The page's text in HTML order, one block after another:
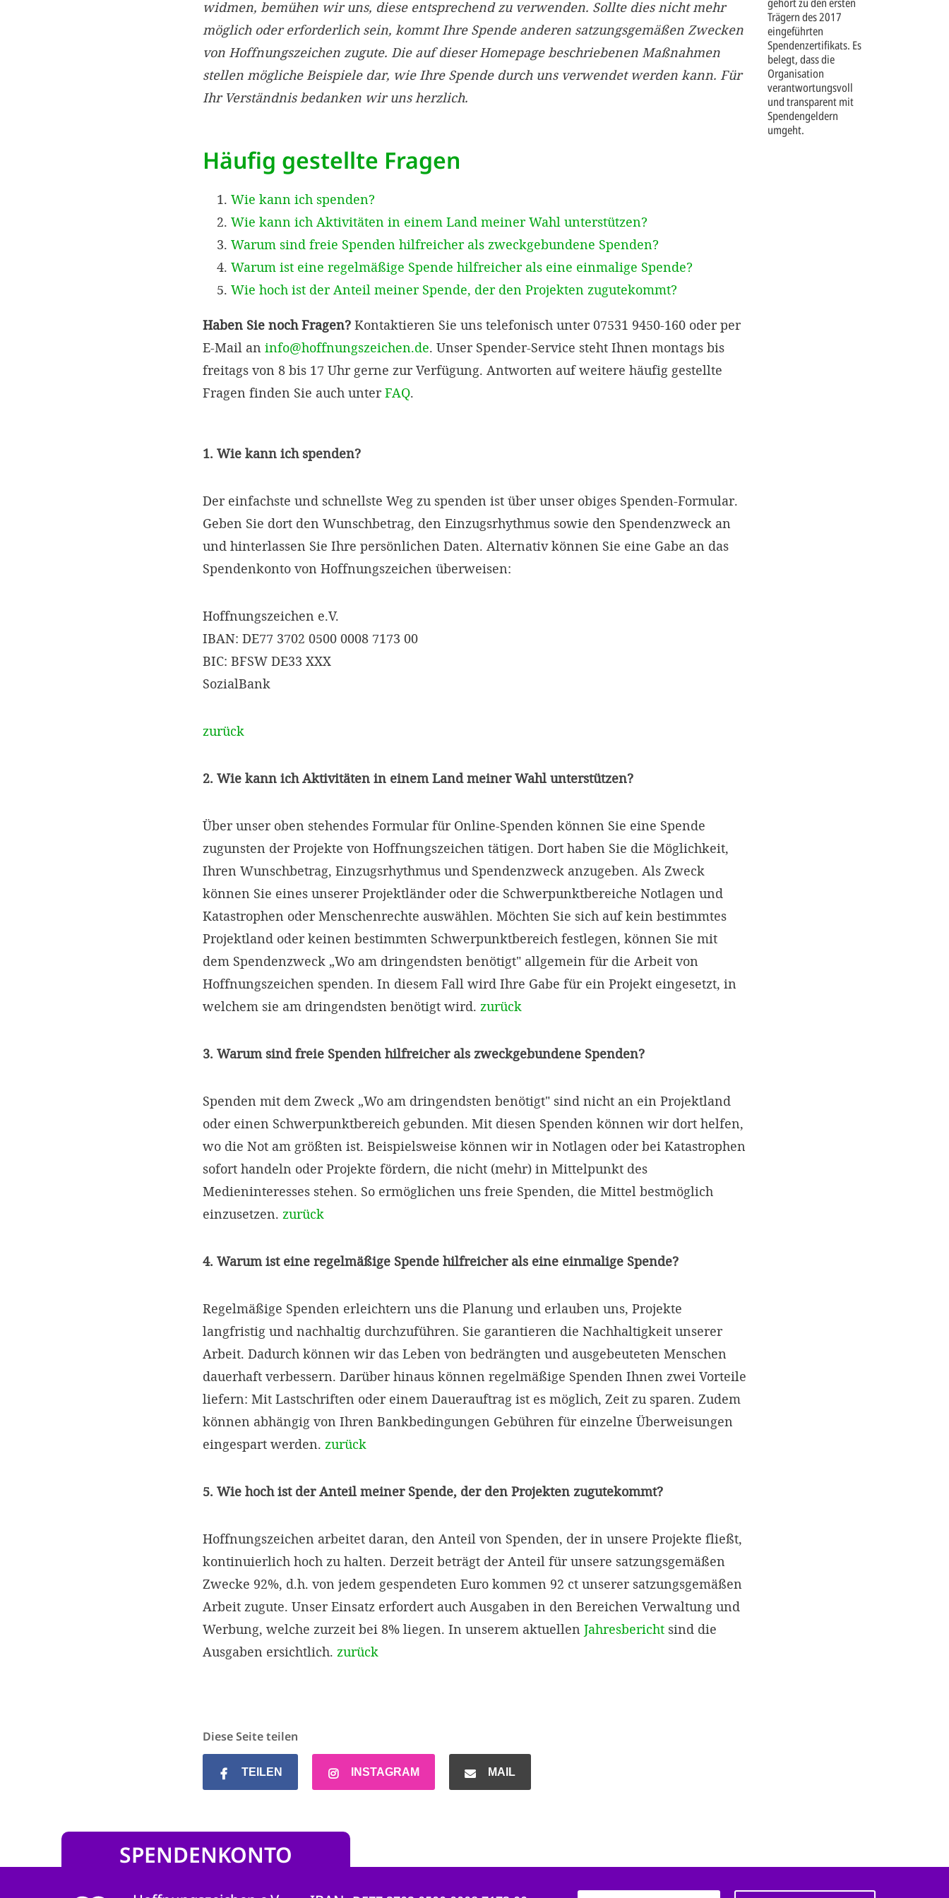
Trägern des 2017
eingeführten
Spendenzertifikats. Es
belegt, dass die
Organisation
verantwortungsvoll
und transparent mit
Spendengeldern
umgeht.
widmen, bemühen wir uns, diese entsprechend zu verwenden. Sollte dies nicht mehr
möglich oder erforderlich sein, kommt Ihre Spende anderen satzungsgemäßen Zwecken
von Hoffnungszeichen zugute. Die auf dieser Homepage beschriebenen Maßnahmen
stellen mögliche Beispiele dar, wie Ihre Spende durch uns verwendet werden kann. Für
Ihr Verständnis bedanken wir uns herzlich.
Häufig gestellte Fragen
Wie kann ich spenden?
Wie kann ich Aktivitäten in einem Land meiner Wahl unterstützen?
Warum sind freie Spenden hilfreicher als zweckgebundene Spenden?
Warum ist eine regelmäßige Spende hilfreicher als eine einmalige Spende?
Wie hoch ist der Anteil meiner Spende, der den Projekten zugutekommt?
Haben Sie noch Fragen? Kontaktieren Sie uns telefonisch unter 07531 9450-160 oder per
E-Mail an info@hoffnungszeichen.de. Unser Spender-Service steht Ihnen montags bis
freitags von 8 bis 17 Uhr gerne zur Verfügung. Antworten auf weitere häufig gestellte
Fragen finden Sie auch unter FAQ.
1. Wie kann ich spenden?
Der einfachste und schnellste Weg zu spenden ist über unser obiges Spenden-Formular.
Geben Sie dort den Wunschbetrag, den Einzugsrhythmus sowie den Spendenzweck an
und hinterlassen Sie Ihre persönlichen Daten. Alternativ können Sie eine Gabe an das
Spendenkonto von Hoffnungszeichen überweisen:
Hoffnungszeichen e.V.
IBAN: DE77 3702 0500 0008 7173 00
BIC: BFSW DE33 XXX
SozialBank
zurück
2. Wie kann ich Aktivitäten in einem Land meiner Wahl unterstützen?
Über unser oben stehendes Formular für Online-Spenden können Sie eine Spende
zugunsten der Projekte von Hoffnungszeichen tätigen. Dort haben Sie die Möglichkeit,
Ihren Wunschbetrag, Einzugsrhythmus und Spendenzweck anzugeben. Als Zweck
können Sie eines unserer Projektländer oder die Schwerpunktbereiche Notlagen und
Katastrophen oder Menschenrechte auswählen. Möchten Sie sich auf kein bestimmtes
Projektland oder keinen bestimmten Schwerpunktbereich festlegen, können Sie mit
dem Spendenzweck „Wo am dringendsten benötigt" allgemein für die Arbeit von
Hoffnungszeichen spenden. In diesem Fall wird Ihre Gabe für ein Projekt eingesetzt, in
welchem sie am dringendsten benötigt wird. zurück
3. Warum sind freie Spenden hilfreicher als zweckgebundene Spenden?
Spenden mit dem Zweck „Wo am dringendsten benötigt" sind nicht an ein Projektland
oder einen Schwerpunktbereich gebunden. Mit diesen Spenden können wir dort helfen,
wo die Not am größten ist. Beispielsweise können wir in Notlagen oder bei Katastrophen
sofort handeln oder Projekte fördern, die nicht (mehr) in Mittelpunkt des
Medieninteresses stehen. So ermöglichen uns freie Spenden, die Mittel bestmöglich
einzusetzen. zurück
4. Warum ist eine regelmäßige Spende hilfreicher als eine einmalige Spende?
Regelmäßige Spenden erleichtern uns die Planung und erlauben uns, Projekte
langfristig und nachhaltig durchzuführen. Sie garantieren die Nachhaltigkeit unserer
Arbeit. Dadurch können wir das Leben von bedrängten und ausgebeuteten Menschen
dauerhaft verbessern. Darüber hinaus können regelmäßige Spenden Ihnen zwei Vorteile
liefern: Mit Lastschriften oder einem Dauerauftrag ist es möglich, Zeit zu sparen. Zudem
können abhängig von Ihren Bankbedingungen Gebühren für einzelne Überweisungen
eingespart werden. zurück
5. Wie hoch ist der Anteil meiner Spende, der den Projekten zugutekommt?
Hoffnungszeichen arbeitet daran, den Anteil von Spenden, der in unsere Projekte fließt,
kontinuierlich hoch zu halten. Derzeit beträgt der Anteil für unsere satzungsgemäßen
Zwecke 92%, d.h. von jedem gespendeten Euro kommen 92 ct unserer satzungsgemäßen
Arbeit zugute. Unser Einsatz erfordert auch Ausgaben in den Bereichen Verwaltung und
Werbung, welche zurzeit bei 8% liegen. In unserem aktuellen Jahresbericht sind die
Ausgaben ersichtlich. zurück
Diese Seite teilen
TEILEN INSTAGRAM MAIL
SPENDENKONTO